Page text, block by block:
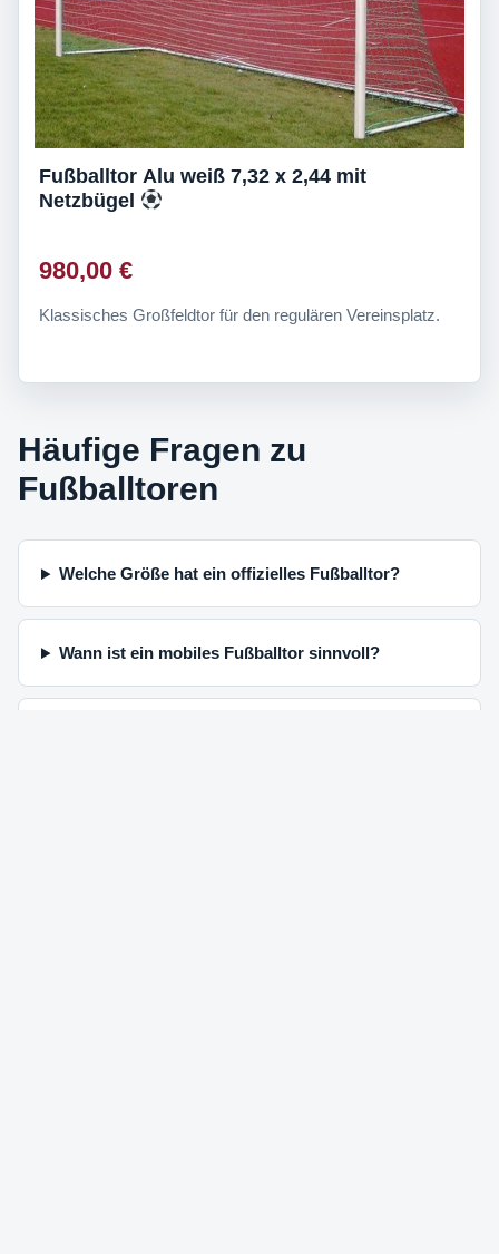
Fußballtor Alu weiß 7,32 x 2,44 mit
Netzbügel
980,00 €
Klassisches Großfeldtor für den regulären Vereinsplatz.
Häufige Fragen zu
Fußballtoren
Welche Größe hat ein offizielles Fußballtor?
Wann ist ein mobiles Fußballtor sinnvoll?